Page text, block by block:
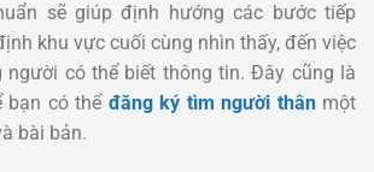
sẽ giúp định hướng các bước tiếp
khu vực cuối cùng nhìn thấy, đến việc
người có thể biết thông tin. Đây cũng là
bạn có thể đăng ký tìm người thânmột
bài bản.